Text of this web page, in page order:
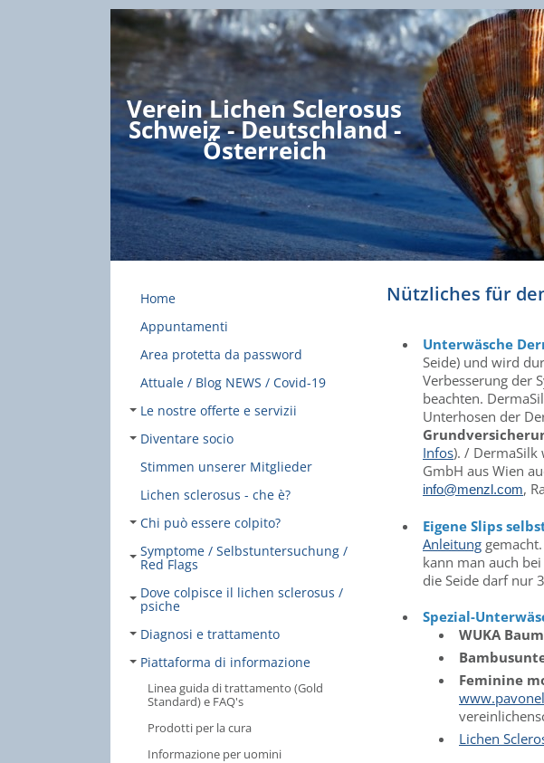
Verein Lichen Sclerosus
Schweiz - Deutschland -
Österreich
Home
Appuntamenti
Area protetta da password
Attuale / Blog NEWS / Covid-19
Le nostre offerte e servizii
Diventare socio
Stimmen unserer Mitglieder
Lichen sclerosus - che è?
Chi può essere colpito?
Symptome / Selbstuntersuchung /
Red Flags
Dove colpisce il lichen sclerosus /
psiche
Diagnosi e trattamento
Piattaforma di informazione
Linea guida di trattamento (Gold
Standard) e FAQ's
Prodotti per la cura
Informazione per uomini
Nützliches für
Unterwäsche
Seide) und wird
Verbesserung der
beachten.
Unterhosen der
Infos). / DermaSilk
GmbH aus Wien
info@menzl.com,
Eigene Slips
Anleitung
kann man auch
die Seide darf nur
Spezial-
WUKA
Feminine
Lichen